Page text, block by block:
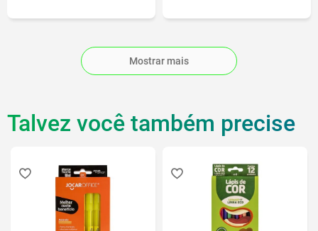
Mostrar mais
Talvez você também precise